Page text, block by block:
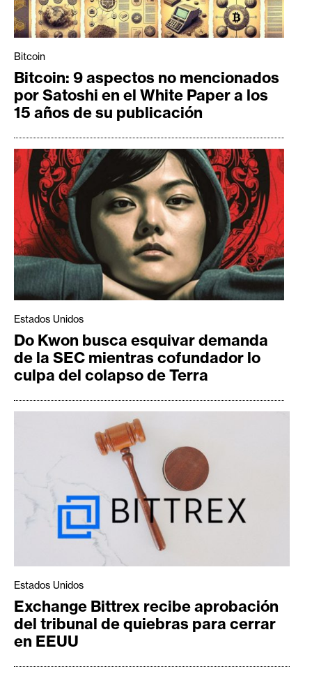
C
n
t
a
c
t
o
y
P
u
b
l
i
c
i
d
d
Bitcoin
Bitcoin: 9 aspectos no mencionados
por Satoshi en el White Paper a los
15 años de su publicación
Estados Unidos
Do Kwon busca esquivar demanda
de la SEC mientras cofundador lo
culpa del colapso de Terra
Estados Unidos
Exchange Bittrex recibe aprobación
del tribunal de quiebras para cerrar
en EEUU